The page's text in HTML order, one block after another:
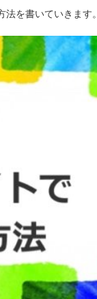
を書いていきます。